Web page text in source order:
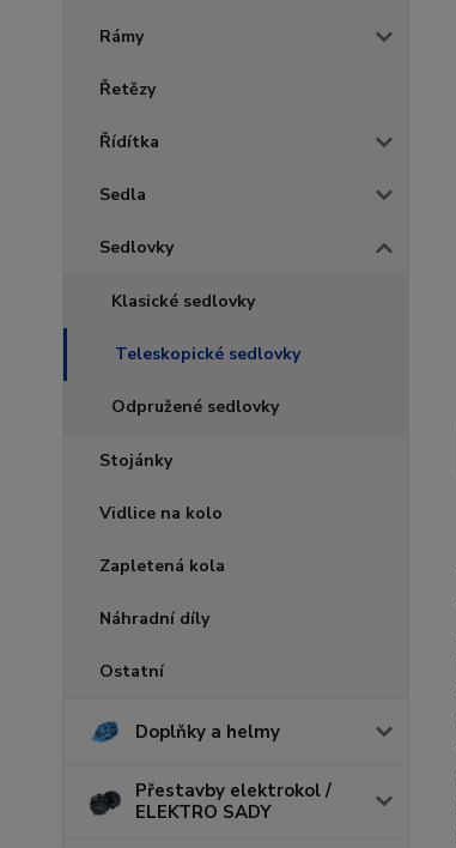
Rámy
Řetězy
Řídítka
Sedla
Sedlovky
Klasické sedlovky
Teleskopické sedlovky
Odpružené sedlovky
Stojánky
Vidlice na kolo
Zapletená kola
Náhradní díly
Ostatní
Doplňky a helmy
Přestavby elektrokol /
ELEKTRO SADY